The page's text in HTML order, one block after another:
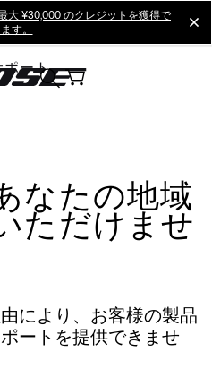
大 ¥30,000 のクレジットを獲得で
す。
ポート
なたの地域
ただけませ
により、お客様の製品
ートを提供できませ